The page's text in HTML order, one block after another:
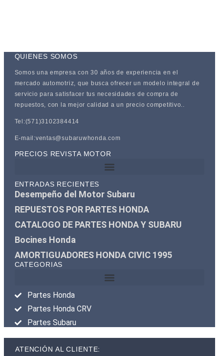
QUIENES SOMOS
Somos una empresa con 30 años de experiencia en el
mercado automotriz, que busca ofrecer un modelo integral de
servicio para satisfacer tus necesidades de compra de
repuestos, con la mejor calidad a un precio competitivo..
Tel:(571)3102384414
E-mail:ventas@subaruwhonda.com
PRECIOS REVISTA MOTOR
ENTRADAS RECIENTES
Desempeño del Motor Subaru
REPUESTOS POR PARTES HONDA
CATALOGO DE PARTES HONDA Y SUBARU
Bocines Honda
AMORTIGUADORES HONDA CIVIC 1995
CATEGORIAS
Partes Honda
Partes Honda CRV
Partes Subaru
ATENCIÓN AL CLIENTE: